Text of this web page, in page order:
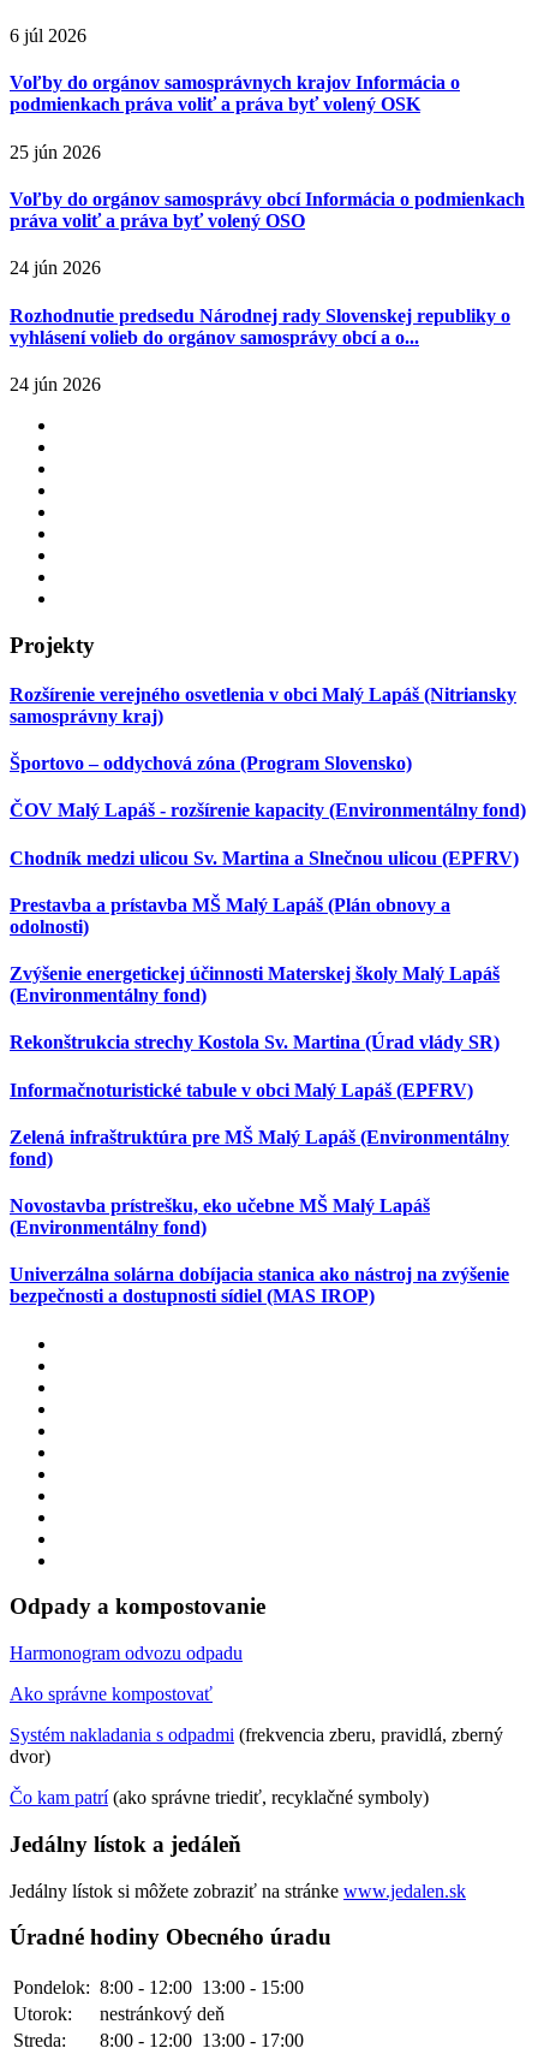
6 júl 2026
Voľby do orgánov samosprávnych krajov Informácia o
podmienkach práva voliť a práva byť volený OSK
25 jún 2026
Voľby do orgánov samosprávy obcí Informácia o podmienkach
práva voliť a práva byť volený OSO
24 jún 2026
Rozhodnutie predsedu Národnej rady Slovenskej republiky o
vyhlásení volieb do orgánov samosprávy obcí a o...
24 jún 2026
Projekty
Rozšírenie verejného osvetlenia v obci Malý Lapáš (Nitriansky
samosprávny kraj)
Športovo – oddychová zóna (Program Slovensko)
ČOV Malý Lapáš - rozšírenie kapacity (Environmentálny fond)
Chodník medzi ulicou Sv. Martina a Slnečnou ulicou (EPFRV)
Prestavba a prístavba MŠ Malý Lapáš (Plán obnovy a
odolnosti)
Zvýšenie energetickej účinnosti Materskej školy Malý Lapáš
(Environmentálny fond)
Rekonštrukcia strechy Kostola Sv. Martina (Úrad vlády SR)
Informačnoturistické tabule v obci Malý Lapáš (EPFRV)
Zelená infraštruktúra pre MŠ Malý Lapáš (Environmentálny
fond)
Novostavba prístrešku, eko učebne MŠ Malý Lapáš
(Environmentálny fond)
Univerzálna solárna dobíjacia stanica ako nástroj na zvýšenie
bezpečnosti a dostupnosti sídiel (MAS IROP)
Odpady a kompostovanie
Harmonogram odvozu odpadu
Ako správne kompostovať
Systém nakladania s odpadmi (frekvencia zberu, pravidlá, zberný
dvor)
Čo kam patrí(ako správne triediť, recyklačné symboly)
Jedálny lístok a jedáleň
Jedálny lístok si môžete zobraziť na stránke www.jedalen.sk
Úradné hodiny Obecného úradu
Pondelok: 8:00 - 12:00 13:00 - 15:00
Utorok:
nestránkový deň
Streda:
8:00 - 12:00 13:00 - 17:00